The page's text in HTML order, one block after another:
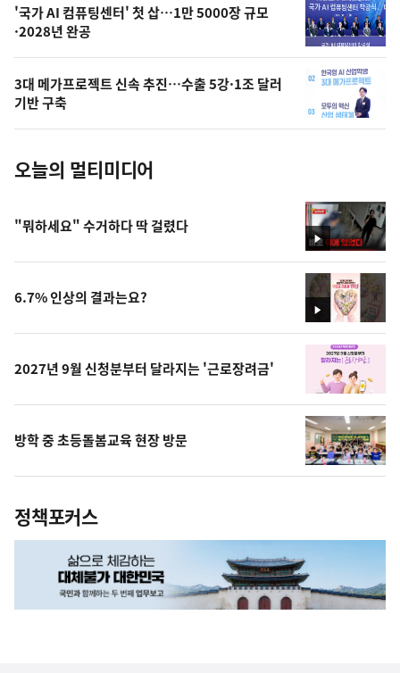
오
늘
의
사
진
'국가 AI 컴퓨팅센터' 첫 삽…1만 5000장 규모
·2028년 완공
3대 메가프로젝트 신속 추진…수출 5강·1조 달러
기반 구축
오늘의 멀티미디어
영
상
"뭐하세요" 수거하다 딱 걸렸다
영
상
6.7% 인상의 결과는요?
2027년 9월 신청분부터 달라지는 '근로장려금'
방학 중 초등돌봄교육 현장 방문
정책포커스